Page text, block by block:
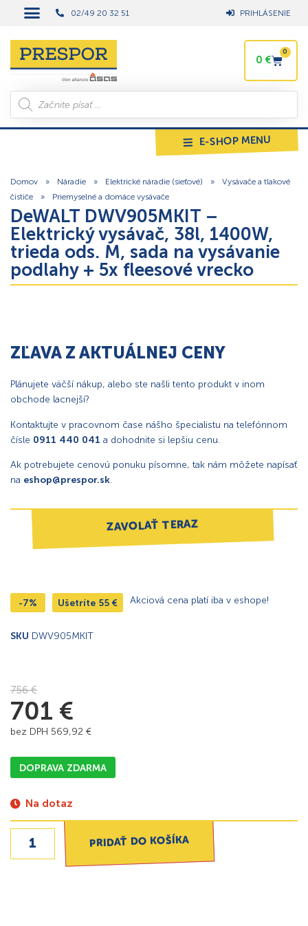
02/49 20 32 51 PRIHLÁSENIE
0 €
0
E-SHOP MENU
Domov » Náradie » Elektrické náradie (sieťové) »
Vysávače a tlakové
čističe
» Priemyselné a domáce vysávače
DeWALT DWV905MKIT –
Elektrický vysávač, 38l, 1400W,
trieda ods. M, sada na vysávanie
podlahy + 5x fleesové vrecko
ZĽAVA Z AKTUÁLNEJ CENY
Plánujete väčší nákup, alebo ste našli tento produkt v inom
obchode lacnejší?
Kontaktujte v pracovnom čase nášho špecialistu na telefónnom
čísle 0911 440 041 a dohodnite si lepšiu cenu.
Ak potrebujete cenovú ponuku písomne, tak nám môžete napísať
na eshop@prespor.sk.
ZAVOLAŤ TERAZ
-7% Ušetríte 55 € Akciová cena platí iba v eshope!
SKU DWV905MKIT
756€
701 €
bez DPH 569,92 €
DOPRAVA ZDARMA
Na dotaz
PRIDAŤ DO KOŠÍKA